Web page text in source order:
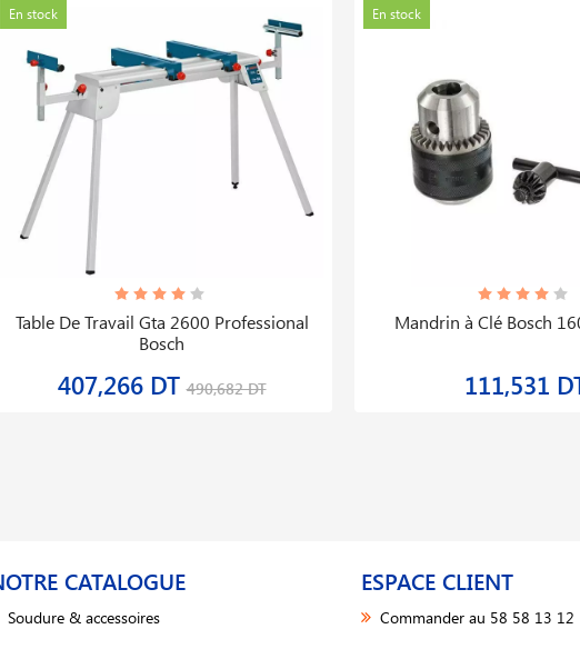
En stock
Table De Travail Gta 2600 Professional
Bosch
407,266 DT490,682 DT
En stock
Mandrin à Clé Bosch
111,531
CATALOGUE
Soudure & accessoires
ESPACE CLIENT
Commander au 58 58 13 12